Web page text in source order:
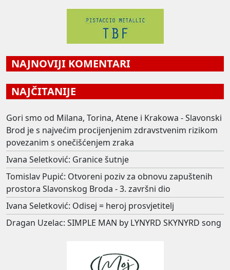
NAJNOVIJI KOMENTARI
NAJČITANIJE
Gori smo od Milana, Torina, Atene i Krakowa - Slavonski
Brod je s najvećim procijenjenim zdravstvenim rizikom
povezanim s onečišćenjem zraka
Ivana Seletković: Granice šutnje
Tomislav Pupić: Otvoreni poziv za obnovu zapuštenih
prostora Slavonskog Broda - 3. završni dio
Ivana Seletković: Odisej = heroj prosvjetitelj
Dragan Uzelac: SIMPLE MAN by LYNYRD SKYNYRD song